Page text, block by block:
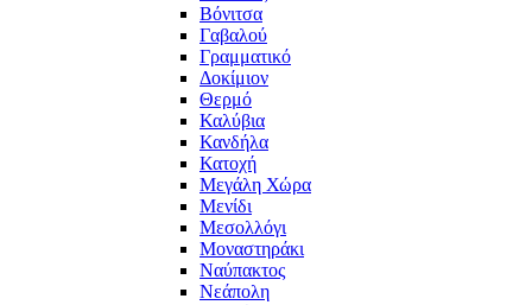
Βόνιτσα
Γαβαλού
Γραμματικό
Δοκίμιον
Θερμό
Καλύβια
Κανδήλα
Κατοχή
Μεγάλη Χώρα
Μενίδι
Μεσολλόγι
Μοναστηράκι
Ναύπακτος
Νεάπολη